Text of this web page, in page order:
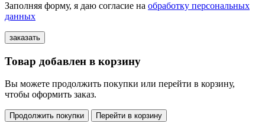
Заполняя форму, я даю согласие на обработку персональных
данных
Товар добавлен в корзину
Вы можете продолжить покупки или перейти в корзину,
чтобы оформить заказ.
Продолжить покупки Перейти в корзину